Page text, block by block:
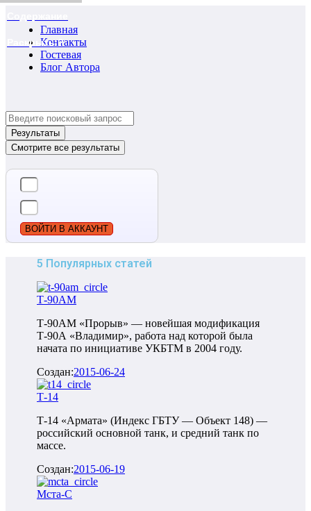
Главная
Контакты
Гостевая
Блог Автора
Search
...Результаты
Смотрите все результаты
ВОЙТИ В АККАУНТ
Раскрыть ?
5 Популярных статей
Т-90АМ
Т-90АМ «Прорыв» — новейшая модификация
Т-90А «Владимир», работа над которой была
начата по инициативе УКБТМ в 2004 году.
Создан:2015-06-24
Т-14
Т-14 «Армата» (Индекс ГБТУ — Объект 148) —
российский основной танк, и средний танк по
массе.
Создан:2015-06-19
Мста-С